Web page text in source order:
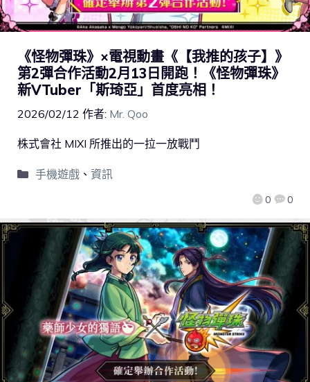
《怪物彈珠》×電視動畫《【我推的孩子】》
第2彈合作活動2月13日開跑！《怪物彈珠》
新VTuber「斯琦亞」首度亮相！
2026/02/12 作者: Mr. Qoo
0 0
株式會社 MIXI 所推出的一拉一放戰鬥
手機遊戲、 資訊